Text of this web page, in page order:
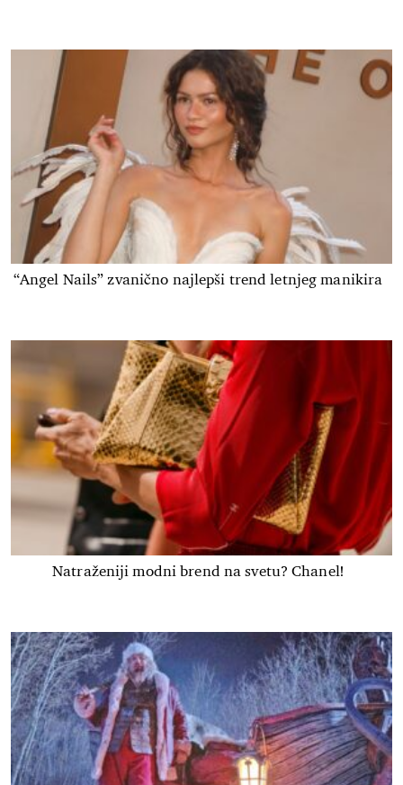
“Angel Nails” zvanično najlepši trend letnjeg manikira
Natraženiji modni brend na svetu? Chanel!